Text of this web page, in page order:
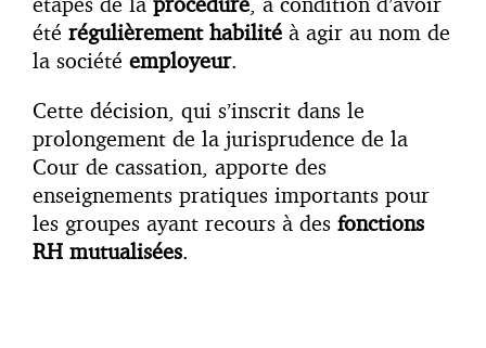
été régulièrement habilité à agir au nom de
la société employeur.
Cette décision, qui s’inscrit dans le
prolongement de la jurisprudence de la
Cour de cassation, apporte des
enseignements pratiques importants pour
les groupes ayant recours à des fonctions
RH mutualisées.